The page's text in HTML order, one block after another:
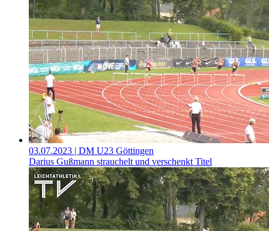
03.07.2023 | DM U23 Göttingen
Darius Gußmann strauchelt und verschenkt Titel